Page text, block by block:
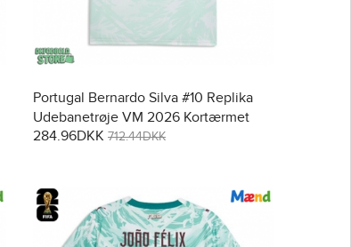
Portugal Bernardo Silva #10 Replika
Udebanetrøje VM 2026 Kortærmet
284.96DKK 712.44DKK